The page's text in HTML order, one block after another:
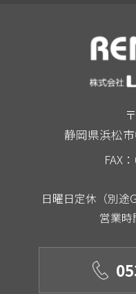
静岡県浜松
FAX
日曜日定休（別途
営業